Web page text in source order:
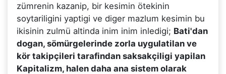
zümrenin kazanip, bir kesimin ötekinin
soytariligini yaptigi ve diger mazlum kesimin bu
ikisinin zulmü altinda inim inim inledigi; Bati'dan
dogan, sömürgelerinde zorla uygulatilan ve
kör takipçileri tarafindan saksakçiligi yapilan
Kapitalizm, halen daha ana sistem olarak